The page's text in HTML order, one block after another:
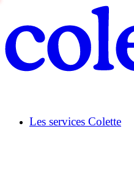
Les services Colette